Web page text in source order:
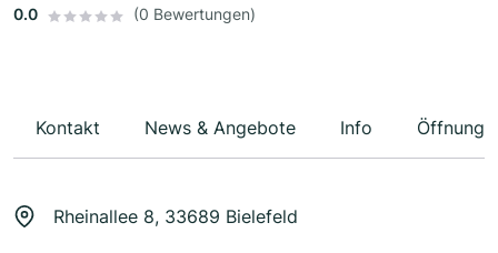
0.0
(0 Bewertungen)
Kontakt News & Angebote Info
Rheinallee 8, 33689 Bielefeld